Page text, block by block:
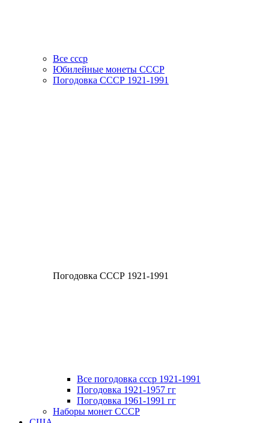
Все ссср
Юбилейные монеты СССР
Погодовка СССР 1921-1991
Погодовка СССР 1921-1991
Все погодовка ссср 1921-1991
Погодовка 1921-1957 гг
Погодовка 1961-1991 гг
Наборы монет СССР